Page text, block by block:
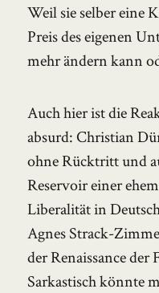
Weil sie selber eine
Preis des eigenen
mehr ändern kann
Auch hier ist die
absurd: Christian
ohne Rücktritt und
Reservoir einer
Liberalität in
Agnes Strack-
der Renaissance
Sarkastisch könnte